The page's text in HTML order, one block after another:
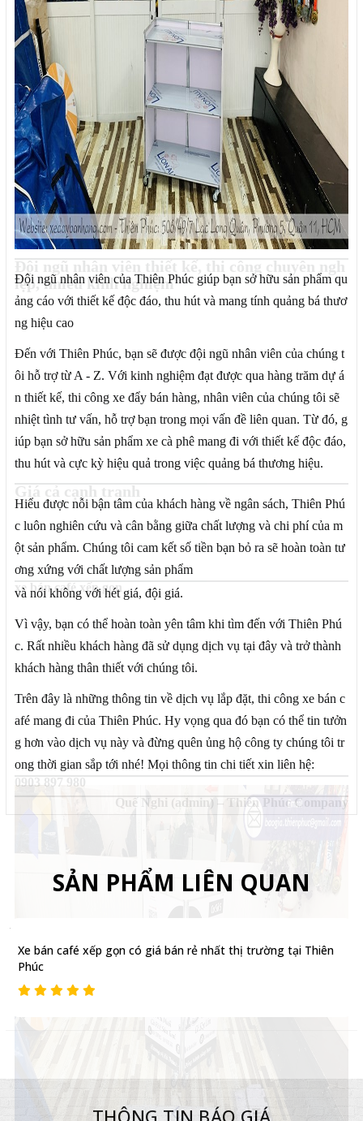
Đội ngũ nhân viên thiết kế, thi công chuyên ngh
iệp, nhiều kinh nghiệm
Đội ngũ nhân viên của Thiên Phúc giúp bạn sở hữu sản phẩm qu
ảng cáo với thiết kế độc đáo, thu hút và mang tính quảng bá thươ
ng hiệu cao
Đến với Thiên Phúc, bạn sẽ được đội ngũ nhân viên của chúng t
ôi hỗ trợ từ A - Z. Với kinh nghiệm đạt được qua hàng trăm dự á
n thiết kế, thi công xe đẩy bán hàng, nhân viên của chúng tôi sẽ
nhiệt tình tư vấn, hỗ trợ bạn trong mọi vấn đề liên quan. Từ đó, g
iúp bạn sở hữu sản phẩm xe cà phê mang đi với thiết kế độc đáo,
thu hút và cực kỳ hiệu quả trong việc quảng bá thương hiệu.
Giá cả cạnh tranh
Hiểu được nỗi bận tâm của khách hàng về ngân sách, Thiên Phú
c luôn nghiên cứu và cân bằng giữa chất lượng và chi phí của m
ột sản phẩm. Chúng tôi cam kết số tiền bạn bỏ ra sẽ hoàn toàn tư
ơng xứng với chất lượng sản phẩm
xe bán café xếp gọn
và nói không với hét giá, đội giá.
Vì vậy, bạn có thể hoàn toàn yên tâm khi tìm đến với Thiên Phú
c. Rất nhiều khách hàng đã sử dụng dịch vụ tại đây và trở thành
khách hàng thân thiết với chúng tôi.
Trên đây là những thông tin về dịch vụ lắp đặt, thi công xe bán c
afé mang đi của Thiên Phúc. Hy vọng qua đó bạn có thể tin tưởn
g hơn vào dịch vụ này và đừng quên ủng hộ công ty chúng tôi tr
ong thời gian sắp tới nhé! Mọi thông tin chi tiết xin liên hệ:
0903 897 980
Quế Nghi (admin) – Thiên Phúc Company
SẢN PHẨM LIÊN QUAN
Xe bán café xếp gọn có giá bán rẻ nhất thị trường tại Thiên
Phúc
THÔNG TIN BÁO GIÁ